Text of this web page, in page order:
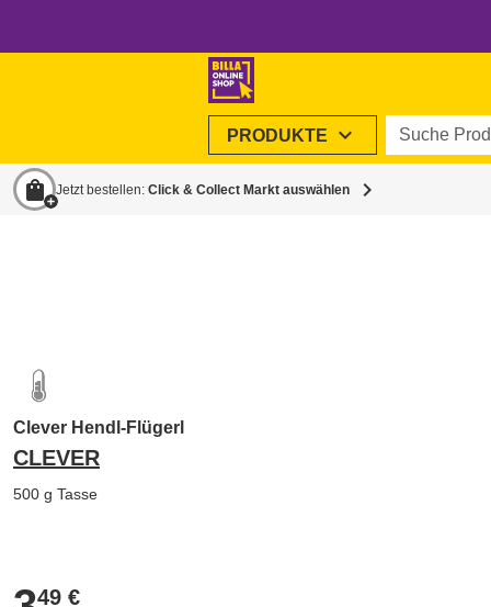
PRODUKTE expand_more Suche
shopping_bag Jetzt bestellen: Click & Collect Markt auswählen chevron_right
Clever Hendl-Flügerl
CLEVER
500 g Tasse
3,49 €49 €